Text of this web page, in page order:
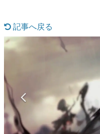
です。
ゲームが変
「経験値」「
の起源や用法
イニーP氏が徹底
カテゴリ
特集記事
記事へ戻る